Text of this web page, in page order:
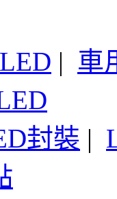
| 車
封裝 |